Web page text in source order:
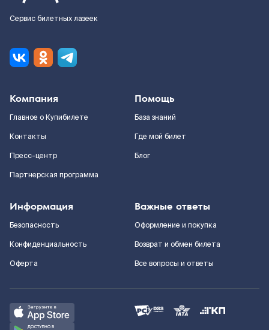
Сервис билетных лазеек
Компания
Главное о Купибилете
Контакты
Пресс-центр
Партнерская программа
Помощь
База знаний
Где мой билет
Блог
Информация
Безопасность
Конфиденциальность
Оферта
Важные ответы
Оформление и покупка
Возврат и обмен билета
Все вопросы и ответы